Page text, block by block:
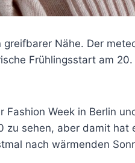
Nähe. Der
Frühlingsstart am
Fashion Week in Berlin
zu sehen, aber damit hat
nach wärmenden